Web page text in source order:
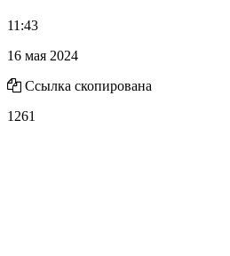
11:43
16 мая 2024
Ссылка скопирована
1261